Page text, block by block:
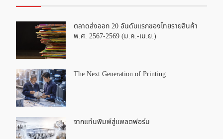
ตลาดส่งออก 20 อันดับแรกของไทยรายสินค้า
พ.ศ. 2567-2569 (ม.ค.-เม.ย.)
The Next Generation of Printing
จากแท่นพิมพ์สู่แพลตฟอร์ม